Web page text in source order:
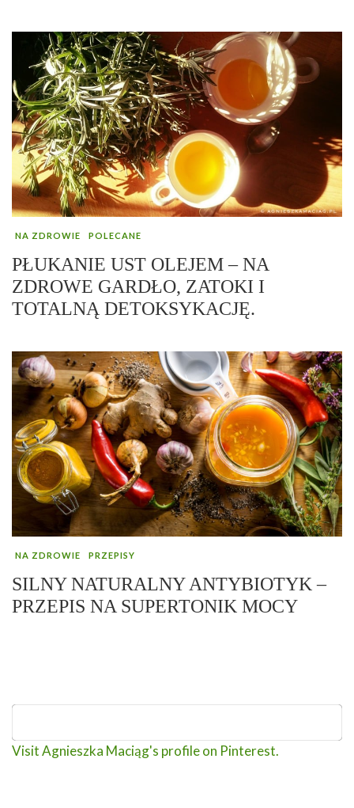
NA ZDROWIE POLECANE
PŁUKANIE UST OLEJEM – NA
ZDROWE GARDŁO, ZATOKI I
TOTALNĄ DETOKSYKACJĘ.
NA ZDROWIE PRZEPISY
SILNY NATURALNY ANTYBIOTYK –
PRZEPIS NA SUPERTONIK MOCY
Visit Agnieszka Maciąg's profile on Pinterest.